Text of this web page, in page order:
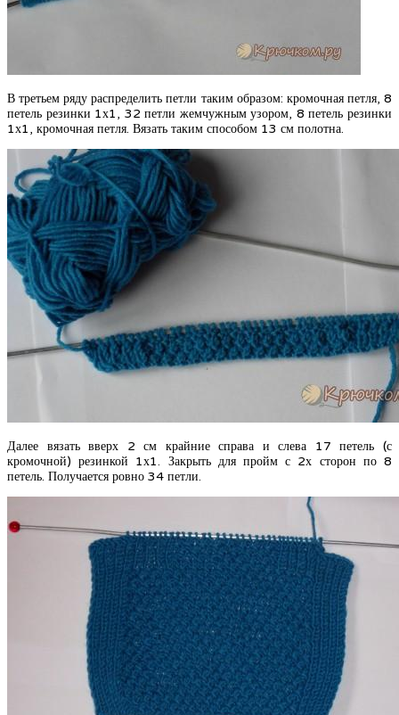
В третьем ряду распределить петли таким образом: кромочная петля, 8
петель резинки 1х1, 32 петли жемчужным узором, 8 петель резинки
1х1, кромочная петля. Вязать таким способом 13 см полотна.
Далее вязать вверх 2 см крайние справа и слева 17 петель (с
кромочной) резинкой 1х1. Закрыть для пройм с 2х сторон по 8
петель. Получается ровно 34 петли.